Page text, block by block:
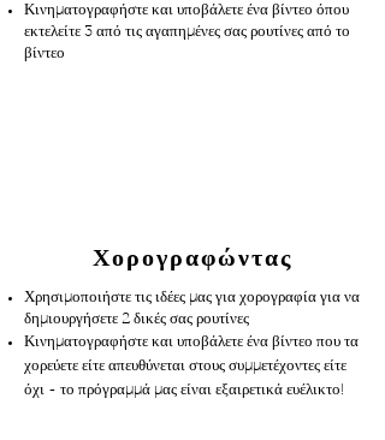
Κινηματογραφήστε και υποβάλετε ένα βίντεο όπου
εκτελείτε 3 από τις αγαπημένες σας ρουτίνες από το
βίντεο
Χορογραφώντας
Χρησιμοποιήστε τις ιδέες μας για χορογραφία για να
δημιουργήσετε 2 δικές σας ρουτίνες
Κινηματογραφήστε και υποβάλετε ένα βίντεο που τα
χορεύετε είτε απευθύνεται στους συμμετέχοντες είτε
όχι - το πρόγραμμά μας είναι εξαιρετικά ευέλικτο!